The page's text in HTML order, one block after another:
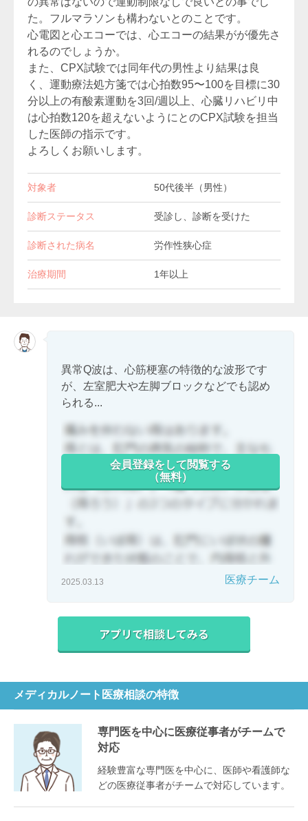
た。フルマラソンも構わないとのことです。
心電図と心エコーでは、心エコーの結果がが優先さ
れるのでしょうか。
また、CPX試験では同年代の男性より結果は良
く、運動療法処方箋では心拍数95〜100を目標に30
分以上の有酸素運動を3回/週以上、心臓リハビリ中
は心拍数120を超えないようにとのCPX試験を担当
した医師の指示です。
よろしくお願いします。
対象者 50代後半（男性）
診断ステータス 受診し、診断を受けた
診断された病名 労作性狭心症
治療期間 1年以上
異常Q波は、心筋梗塞の特徴的な波形です
が、左室肥大や左脚ブロックなどでも認め
られる...
会員登録をして閲覧する
（無料）
2025.03.13 医療チーム
メディカルノート医療相談の特徴
専門医を中心に医療従事者がチームで
対応
経験豊富な専門医を中心に、医師や看護師な
どの医療従事者がチームで対応しています。